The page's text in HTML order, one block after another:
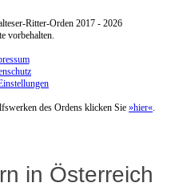
Ritter-Orden 2017 - 2026
vorbehalten.
des Ordens klicken Sie »hier«.
in Österreich